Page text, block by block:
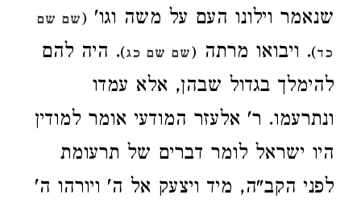
שנאמר וילונו העם על משה וגו' (שם שם
כד). ויבואו מרתה (שם שם כג). היה להם
להימלך בגדול שבהן, אלא עמדו
ונתרעמו. ר' אלעזר המודעי אומר למודין
היו ישראל לומר דברים של תרעומת
לפני הקב"ה, מיד ויצעק אל ה' ויורהו ה'